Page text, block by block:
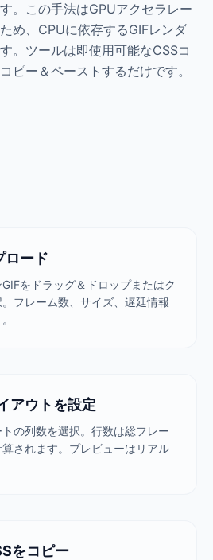
。この手法はGPUアクセラレー
め、CPUに依存するGIFレンダ
。ツールは即使用可能なCSSコ
ピー＆ペーストするだけです。
ロード
をドラッグ＆ドロップまたはク
フレーム数、サイズ、遅延情報
アウトを設定
の列数を選択。行数は総フレー
算されます。プレビューはリアル
をコピー